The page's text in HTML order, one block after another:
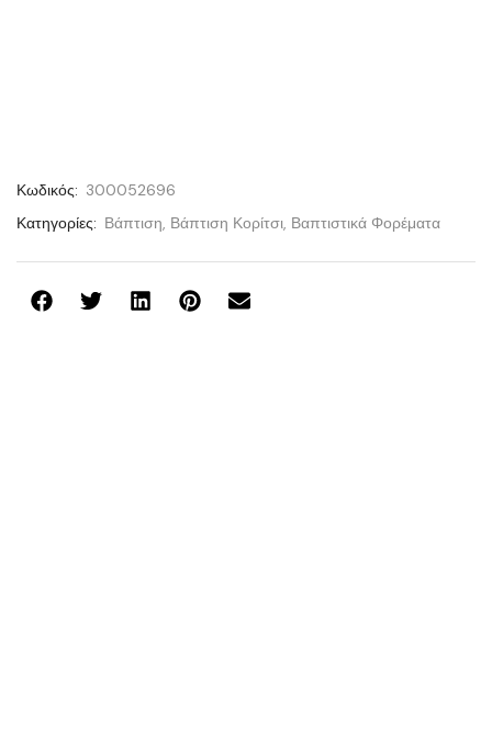
Κωδικός: 300052696
Κατηγορίες: Βάπτιση, Βάπτιση Κορίτσι, Βαπτιστικά Φορέματα